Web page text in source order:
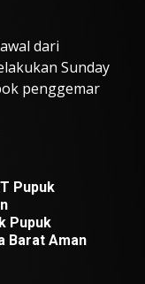
dari
Sunday
penggemar
Pupuk
Pupuk
Barat Aman